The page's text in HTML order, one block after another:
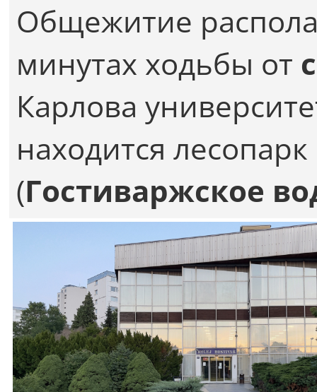
Общежитие
минутах ходьбы от
Карлова
находится
(Гостиваржское